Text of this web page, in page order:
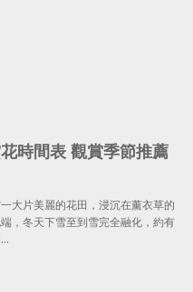
時間表 觀賞季節推薦
大片美麗的花田，浸沉在薰衣草的
，冬天下雪至到雪完全融化，約有